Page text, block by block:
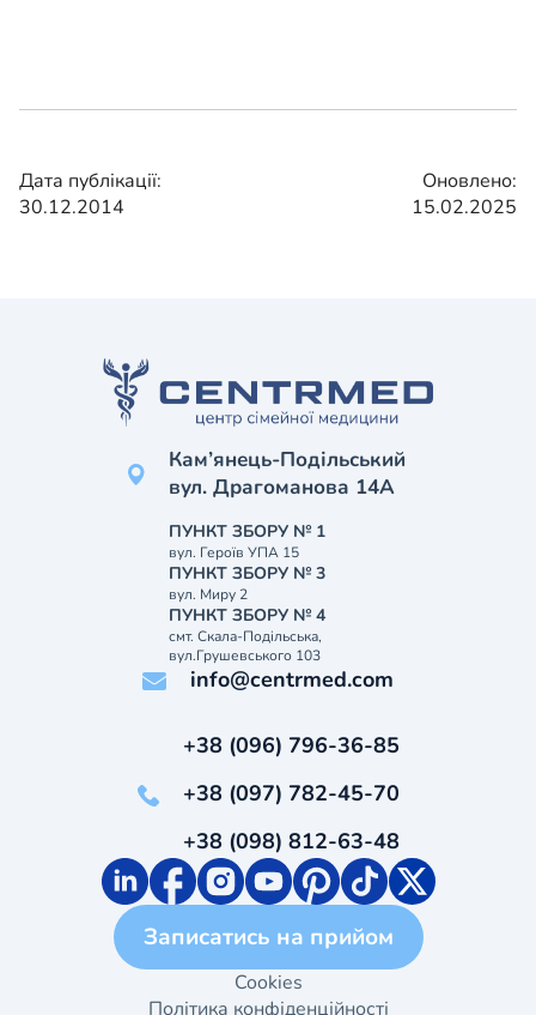
Дата публікації:
30.12.2014
Оновлено:
15.02.2025
Кам’янець-Подільський
вул. Драгоманова 14А
ПУНКТ ЗБОРУ № 1
вул. Героїв УПА 15
ПУНКТ ЗБОРУ № 3
вул. Миру 2
ПУНКТ ЗБОРУ № 4
смт. Скала-Подільська,
вул.Грушевського 103
info@centrmed.com
+38 (096) 796-36-85
+38 (097) 782-45-70
+38 (098) 812-63-48
Записатись на прийом
Cookies
Політика конфіденційності